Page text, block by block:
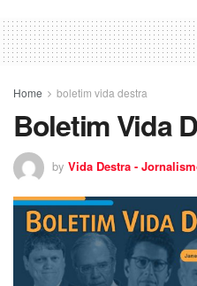
Home boletim vida destra
Boletim Vida
by Vida Destra -